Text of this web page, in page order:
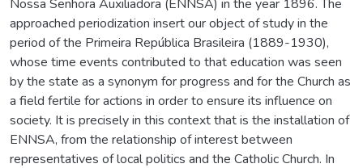
Nossa Senhora Auxiliadora (ENNSA) in the year 1896. The
approached periodization insert our object of study in the
period of the Primeira República Brasileira (1889-1930),
whose time events contributed to that education was seen
by the state as a synonym for progress and for the Church as
a field fertile for actions in order to ensure its influence on
society. It is precisely in this context that is the installation of
ENNSA, from the relationship of interest between
representatives of local politics and the Catholic Church. In